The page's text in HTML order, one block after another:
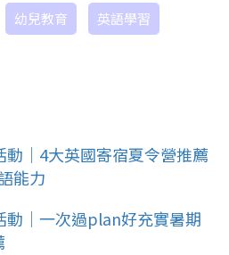
幼兒教育
英語學習
動｜4大英國寄宿夏令營推薦
能力
動｜一次過plan好充實暑期